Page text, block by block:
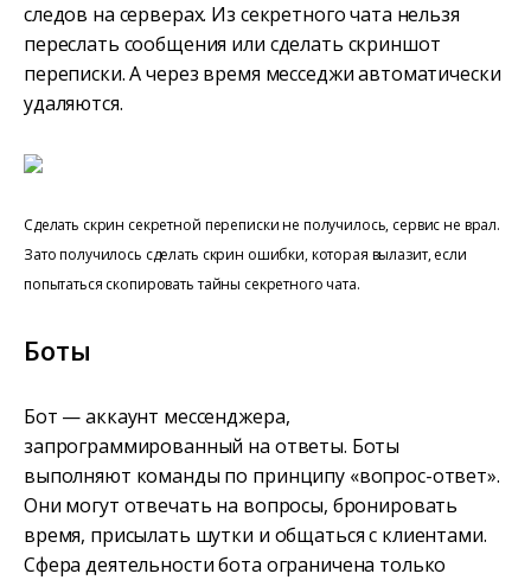
следов на серверах. Из секретного чата нельзя
переслать сообщения или сделать скриншот
переписки. А через время месседжи автоматически
удаляются.
Сделать скрин секретной переписки не получилось, сервис не врал.
Зато получилось сделать скрин ошибки, которая вылазит, если
попытаться скопировать тайны секретного чата.
Боты
Бот — аккаунт мессенджера,
запрограммированный на ответы. Боты
выполняют команды по принципу «вопрос-ответ».
Они могут отвечать на вопросы, бронировать
время, присылать шутки и общаться с клиентами.
Сфера деятельности бота ограничена только